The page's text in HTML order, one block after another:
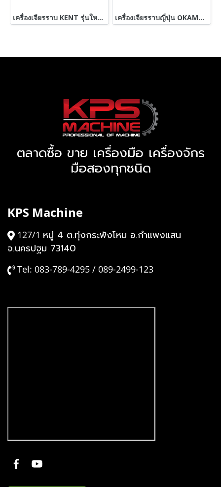
เครื่องเจียรราบ KENT รุ่นใหม่ออโต้ 3 แกน ขนาด 200 x 400 มีปั้มน้ำ 380V เครื่องสวยพร้อมใช้ เครื่องเจียรราบญี่ปุ่น OKAMOTO JAPAN ขนาดแม่เหล็ก 200 x 400 mm แกน x y z แบบแมนวล กระทัดรัดใช้งานคล่องตัว ระบบไฟ 380V
ตลาดซื้อ ขาย เครื่องมือ เครื่องจักร
มือสองทุกชนิด
KPS Machine
127/1 หมู่ 4 ต.ทุ่งกระพังโหม อ.กำแพงแสน
จ.นครปฐม 73140
Tel: 083-789-4295 / 089-2499-123